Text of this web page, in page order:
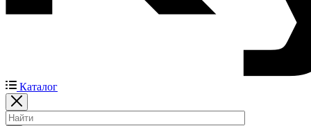
Каталог